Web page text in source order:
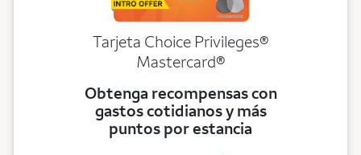
Tarjeta Choice Privileges®
Mastercard®
Obtenga recompensas con
gastos cotidianos y más
puntos por estancia